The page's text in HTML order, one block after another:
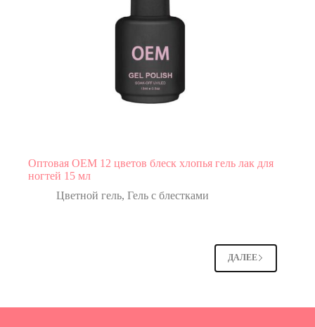
Оптовая OEM 12 цветов блеск хлопья гель лак для
ногтей 15 мл
Цветной гель, Гель с блестками
ДАЛЕЕ